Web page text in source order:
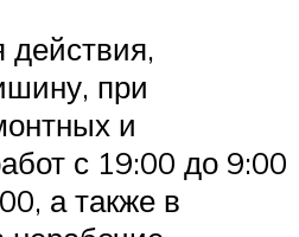
действия,
при
и
с 19:00 до 9:00
а также в